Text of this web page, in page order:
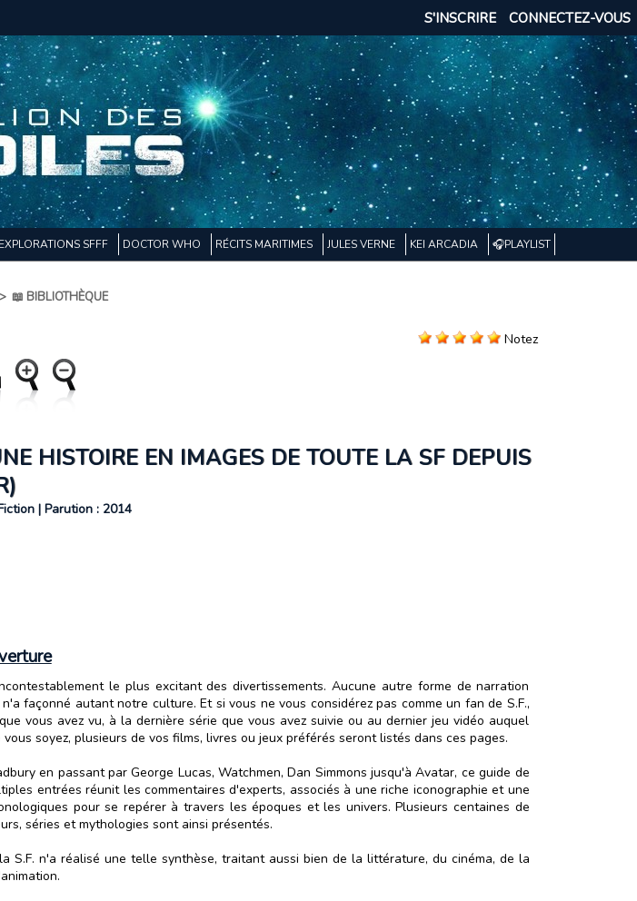
CONNECTEZ-VOUS
S'INSCRIRE
EXPLORATIONS SFFF DOCTOR WHO RÉCITS MARITIMES JULES VERNE KEI ARCADIA 🎧PLAYLIST
> 📖 BIBLIOTHÈQUE
Notez
HISTOIRE EN IMAGES DE TOUTE LA SF DEPUIS
| Parution : 2014
le plus excitant des divertissements. Aucune autre forme de narration
façonné autant notre culture. Et si vous ne vous considérez pas comme un fan de S.F.,
vous avez vu, à la dernière série que vous avez suivie ou au dernier jeu vidéo auquel
vous soyez, plusieurs de vos films, livres ou jeux préférés seront listés dans ces pages.
en passant par George Lucas, Watchmen, Dan Simmons jusqu'à Avatar, ce guide de
entrées réunit les commentaires d'experts, associés à une riche iconographie et une
pour se repérer à travers les époques et les univers. Plusieurs centaines de
séries et mythologies sont ainsi présentés.
S.F. n'a réalisé une telle synthèse, traitant aussi bien de la littérature, du cinéma, de la